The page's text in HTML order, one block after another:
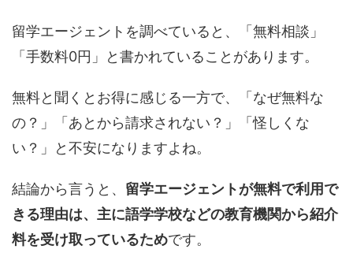
留学エージェントを調べていると、「無料相談」
「手数料0円」と書かれていることがあります。
無料と聞くとお得に感じる一方で、「なぜ無料な
の？」「あとから請求されない？」「怪しくな
い？」と不安になりますよね。
結論から言うと、 留学エージェントが無料で利用で
きる理由は、主に語学学校などの教育機関から紹介
料を受け取っているためです。